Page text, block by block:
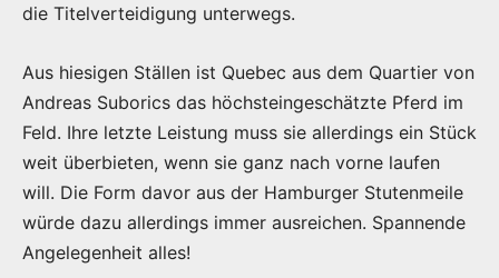
die Titelverteidigung unterwegs.
Aus hiesigen Ställen ist Quebec aus dem Quartier von
Andreas Suborics das höchsteingeschätzte Pferd im
Feld. Ihre letzte Leistung muss sie allerdings ein Stück
weit überbieten, wenn sie ganz nach vorne laufen
will. Die Form davor aus der Hamburger Stutenmeile
würde dazu allerdings immer ausreichen. Spannende
Angelegenheit alles!